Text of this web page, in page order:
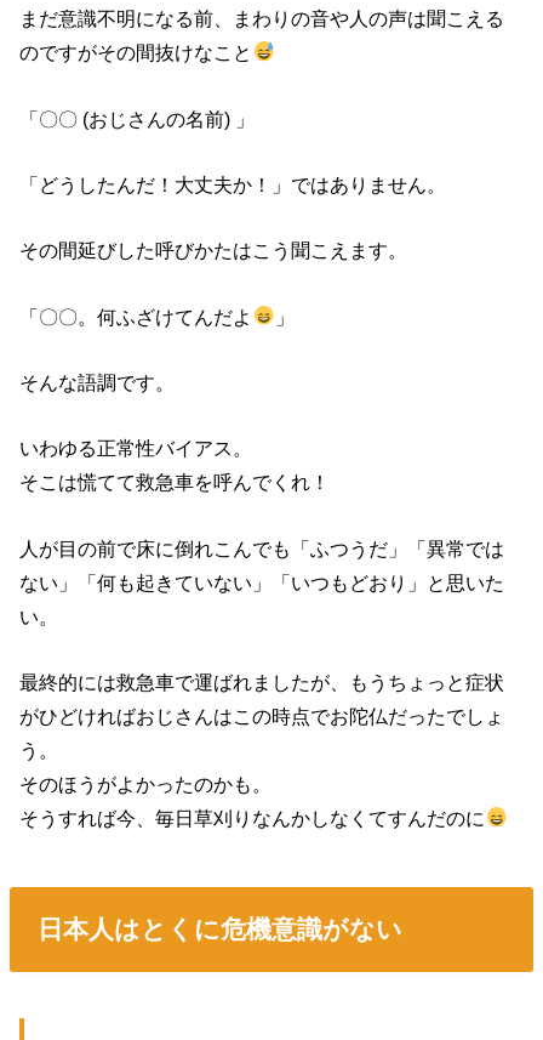
まだ意識不明になる前、まわりの音や人の声は聞こえる
のですがその間抜けなこと
「〇〇 (おじさんの名前) 」
「どうしたんだ！大丈夫か！」ではありません。
その間延びした呼びかたはこう聞こえます。
「〇〇。何ふざけてんだよ 」
そんな語調です。
いわゆる正常性バイアス。
そこは慌てて救急車を呼んでくれ！
人が目の前で床に倒れこんでも「ふつうだ」「異常では
ない」「何も起きていない」「いつもどおり」と思いた
い。
最終的には救急車で運ばれましたが、もうちょっと症状
がひどければおじさんはこの時点でお陀仏だったでしょ
う。
そのほうがよかったのかも。
そうすれば今、毎日草刈りなんかしなくてすんだのに
日本人はとくに危機意識がない